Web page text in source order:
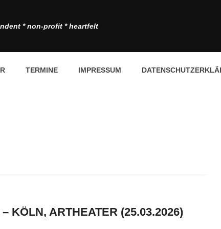
* non-profit * heartfelt
TERMINE IMPRESSUM
KÖLN, ARTHEATER (25.03.2026)